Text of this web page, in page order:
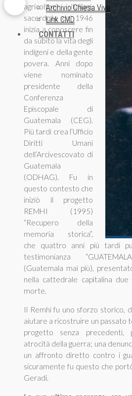
Archivio Chiesa Viva
Link CMD
CONTATTI
agricoltori italiani,
sacerdote dal 1946
inizia a conoscere fin
da subito la vita degli
indigeni e della gente
povera. Anni dopo
viene nominato
presidente della
Conferenza
Episcopale di
Guatemala (CEG).
Più tardi crea l’Ufficio
Diritti Umani
dell’Arcivescovato di
Guatemala
(ODHAG). Fu in
questo contesto che
iniziò il progetto
REMHI (1995)
“Recupero della
memoria storica”,
che quattro anni più tardi
testimonianza
(Guatemala mai più),
nella cattedrale capitalina
morte.
Il Remhi fu uno sforzo storico,
aiutare a ricostruire un passato
progetto senza precedenti,
atrocità della guerra; una
un affronto diretto contro i
sicuramente fu questo che
Geradi.